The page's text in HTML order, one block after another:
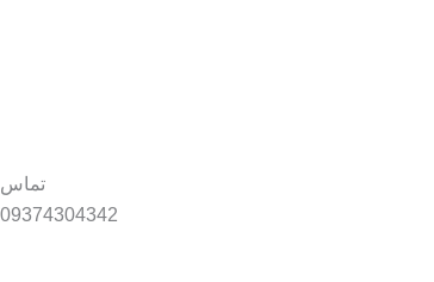
تماس
09374304342